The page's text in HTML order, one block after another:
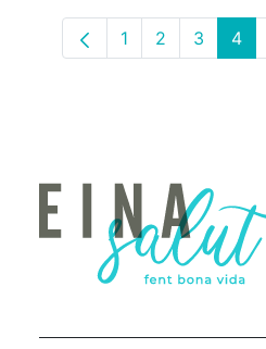
Página
1 Página
2 Página
3 4